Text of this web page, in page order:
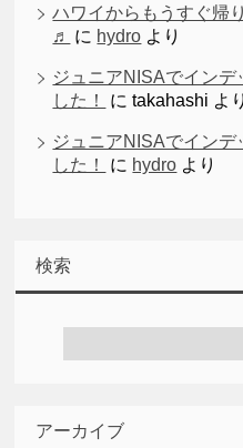
ハワイからもうすぐ帰
♬
に hydro より
ジュニアNISAでインデ
した！
にtakahashi より
ジュニアNISAでインデ
した！
に hydro より
検索
アーカイブ